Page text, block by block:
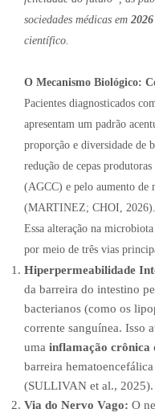
sociedades médicas em 2026
científico.
O Mecanismo Biológico:
Pacientes diagnosticados
apresentam um padrão
proporção e diversidade de
redução de cepas
(AGCC) e pelo aumento de
(MARTINEZ; CHOI, 2026).
Essa alteração na
por meio de três vias
Hiperpermeabilidade
da barreira do intestino
bacterianos (como os
corrente sanguínea. Isso
uma inflamação crônica
barreira
(SULLIVAN et al., 2025).
Via do Nervo Vago: O